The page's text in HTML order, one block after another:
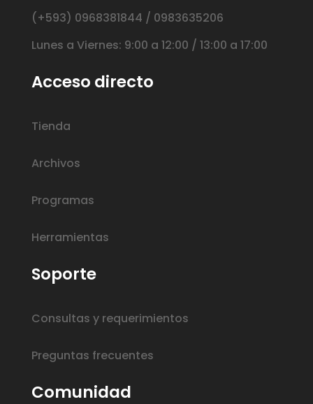
(+593) 0968381844 / 0983635206
Lunes a Viernes: 9:00 a 12:00 / 13:00 a 17:00
Acceso directo
Tienda
Archivos
Programas
Herramientas
Soporte
Consultas y requerimientos
Preguntas frecuentes
Comunidad